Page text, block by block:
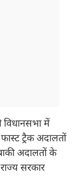
विधानसभा में
फास्ट ट्रैक अदालतों
अदालतों के
सरकार